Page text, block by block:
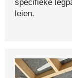
specifieke
leien.